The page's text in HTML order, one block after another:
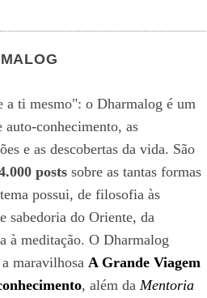
a ti mesmo": o Dharmalog é um
auto-conhecimento, as
e as descobertas da vida. São
posts sobre as tantas formas
possui, de filosofia às
sabedoria do Oriente, da
à meditação. O Dharmalog
maravilhosa A Grande Viagem
, além da Mentoria